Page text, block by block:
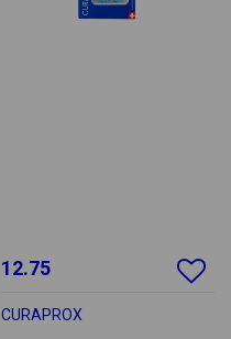
12.75
CURAPROX